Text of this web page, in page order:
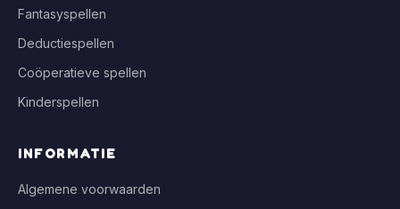
Fantasyspellen
Deductiespellen
Coöperatieve spellen
Kinderspellen
INFORMATIE
Algemene voorwaarden